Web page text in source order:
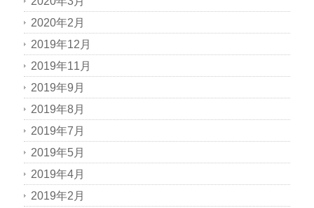
2020年2月
2019年12月
2019年11月
2019年9月
2019年8月
2019年7月
2019年5月
2019年4月
2019年2月